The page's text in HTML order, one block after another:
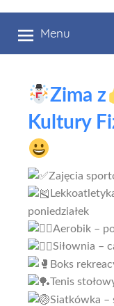
Menu
Zima z
Kultury
Zajęcia
poniedziałek
Aerobik –
Siłownia –
Boks
Tenis
Siatkówka –